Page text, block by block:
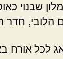
שבנוי
הלובי,
לכל